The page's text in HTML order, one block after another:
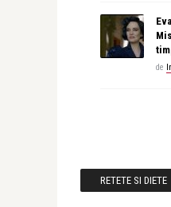
de
RETETE SI DIETE